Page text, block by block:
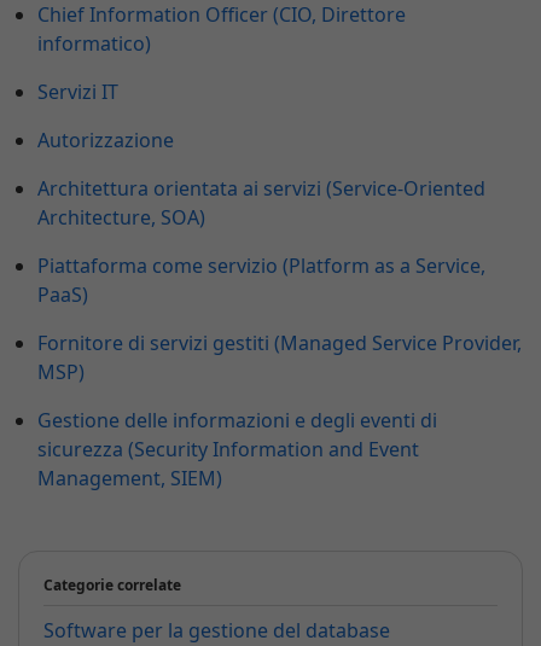
Chief Information Officer (CIO, Direttore
informatico)
Servizi IT
Autorizzazione
Architettura orientata ai servizi (Service-Oriented
Architecture, SOA)
Piattaforma come servizio (Platform as a Service,
PaaS)
Fornitore di servizi gestiti (Managed Service Provider,
MSP)
Gestione delle informazioni e degli eventi di
sicurezza (Security Information and Event
Management, SIEM)
Categorie correlate
Software per la gestione del database